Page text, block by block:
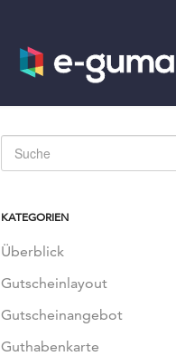
KATEGORIEN
Überblick
Gutscheinlayout
Gutscheinangebot
Guthabenkarte